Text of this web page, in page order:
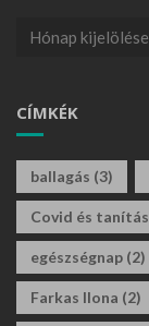
CÍMKÉK
ballagás (3)
Covid és tanítás
egészségnap (2)
Farkas Ilona (2)